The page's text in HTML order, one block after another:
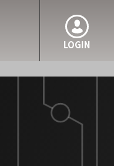
LOGIN